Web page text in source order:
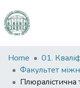
Communities
&
Collections
Home